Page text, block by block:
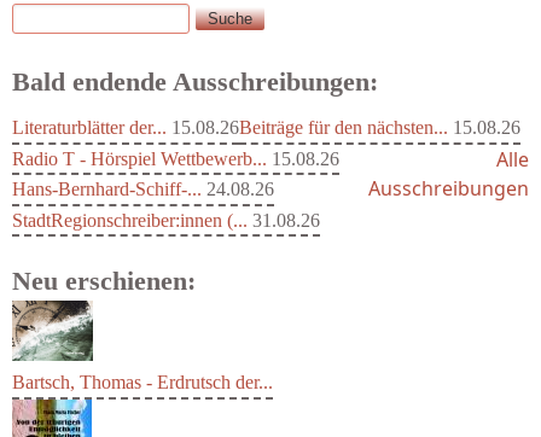
Suchformular
Suche
Bald endende Ausschreibungen:
Literaturblätter der... 15.08.26Beiträge für den nächsten... 15.08.26
Radio T - Hörspiel Wettbewerb... 15.08.26
Hans-Bernhard-Schiff-... 24.08.26
StadtRegionschreiber:innen (... 31.08.26
Alle
Ausschreibungen
Neu erschienen:
Bartsch, Thomas - Erdrutsch der...